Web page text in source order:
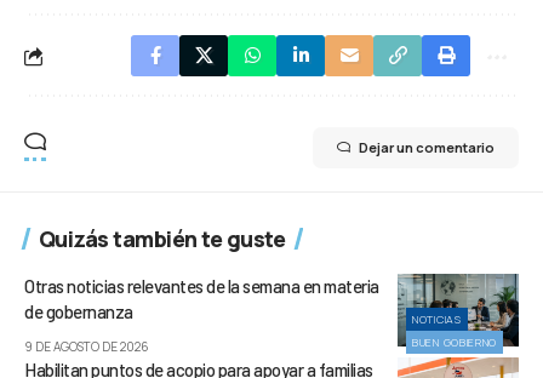
Dejar un comentario
Quizás también te guste
NOTICIAS
BUEN GOBIERNO
Otras noticias relevantes de la semana en materia
de gobernanza
9 DE AGOSTO DE 2026
Habilitan puntos de acopio para apoyar a familias